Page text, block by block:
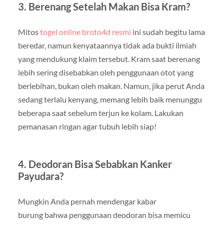
3. Berenang Setelah Makan Bisa Kram?
Mitostogel online broto4d resmi ini sudah begitu lama
beredar, namun kenyataannya tidak ada bukti ilmiah
yang mendukung klaim tersebut. Kram saat berenang
lebih sering disebabkan oleh penggunaan otot yang
berlebihan, bukan oleh makan. Namun, jika perut Anda
sedang terlalu kenyang, memang lebih baik menunggu
beberapa saat sebelum terjun ke kolam. Lakukan
pemanasan ringan agar tubuh lebih siap!
4. Deodoran Bisa Sebabkan Kanker
Payudara?
Mungkin Anda pernah mendengar kabar
burung bahwa penggunaan deodoran bisa memicu